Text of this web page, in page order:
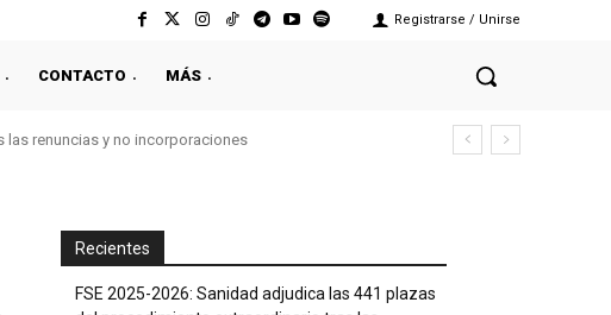
Registrarse / Unirse
CONTACTO MÁS
las renuncias y no incorporaciones
Recientes
FSE 2025-2026: Sanidad adjudica las 441 plazas